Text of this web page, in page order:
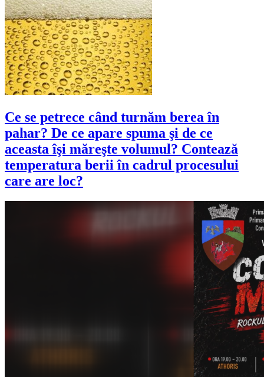
Ce se petrece când turnăm berea în
pahar? De ce apare spuma şi de ce
aceasta îşi măreşte volumul? Contează
temperatura berii în cadrul procesului
care are loc?